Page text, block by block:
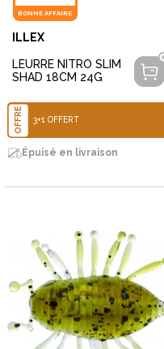
BONNE AFFAIRE
ILLEX
LEURRE NITRO SLIM
SHAD 18CM 24G
OFFRE 3+1 OFFERT
Épuisé en livraison